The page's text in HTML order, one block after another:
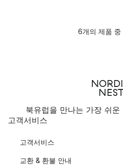
6개의 제품 중
북유럽을 만나는 가장 쉬
고객서비스
고객서비스
교환 & 환불 안내